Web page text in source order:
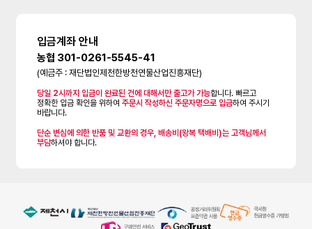
입금계좌 안내
농협 301-0261-5545-41
(예금주 : 재단법인제천한방천연물산업진흥재단)
당일 2시까지 입금이 완료된 건에 대해서만 출고가 가능합니다. 빠르고
정확한 입금 확인을 위하여주문시 작성하신 주문자명으로 입금하여 주시기
바랍니다.
단순 변심에 의한 반품 및 교환의 경우, 배송비(왕복 택배비)는 고객님께서
부담하셔야 합니다.